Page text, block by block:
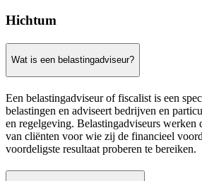
Hichtum
Wat is een belastingadviseur?
Een belastingadviseur of fiscalist is een
belastingen en adviseert bedrijven en
en regelgeving. Belastingadviseurs werken
van cliënten voor wie zij de financieel
voordeligste resultaat proberen te bereiken.